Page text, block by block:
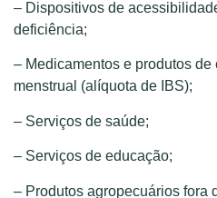
– Dispositivos de
deficiência;
– Medicamentos e produtos
menstrual (alíquota de IBS);
– Serviços de saúde;
– Serviços de educação;
– Produtos agropecuários fora